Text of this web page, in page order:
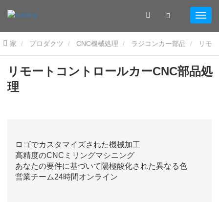
家 プロダクツ CNC機械処理 ラジコンカー部品
ートコントロールカーCNC部品処理
リモートコントロールカーCNC部品処
理
ロゴでカスタマイズされた機械加工
高精度のCNCミリングマシニング
あなたの要件に基づいて陽極酸化された異なる色
営業チーム24時間オンライン